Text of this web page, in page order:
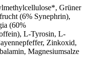
Grüner
(6% Synephrin),
(60%
L-Tyrosin, L-
Zinkoxid,
Magnesiumsalze